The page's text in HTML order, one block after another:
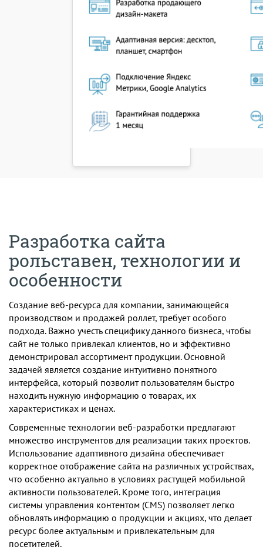
Разработка сайта
рольставен, технологии и
особенности
Создание веб-ресурса для компании, занимающейся
производством и продажей роллет, требует особого
подхода. Важно учесть специфику данного бизнеса, чтобы
сайт не только привлекал клиентов, но и эффективно
демонстрировал ассортимент продукции. Основной
задачей является создание интуитивно понятного
интерфейса, который позволит пользователям быстро
находить нужную информацию о товарах, их
характеристиках и ценах.
Современные технологии веб-разработки предлагают
множество инструментов для реализации таких проектов.
Использование адаптивного дизайна обеспечивает
корректное отображение сайта на различных устройствах,
что особенно актуально в условиях растущей мобильной
активности пользователей. Кроме того, интеграция
системы управления контентом (CMS) позволяет легко
обновлять информацию о продукции и акциях, что делает
ресурс более актуальным и привлекательным для
посетителей.